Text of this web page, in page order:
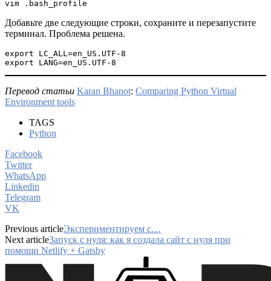
vim .bash_profile
Добавьте две следующие строки, сохраните и перезапустите
терминал. Проблема решена.
export LC_ALL=en_US.UTF-8
export LANG=en_US.UTF-8
Перевод статьи Karan Bhanot: Comparing Python Virtual
Environment tools
TAGS
Python
Facebook
Twitter
WhatsApp
Linkedin
Telegram
VK
Previous articleЭкспериментируем с…
Next articleЗапуск с нуля: как я создала сайт с нуля при
помощи Netlify + Gatsby